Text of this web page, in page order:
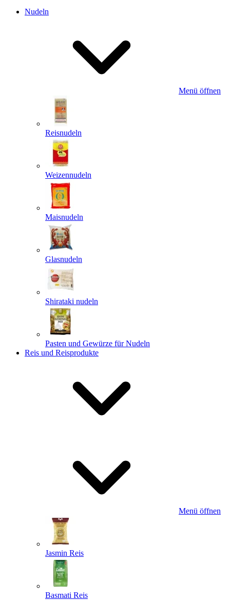
Nudeln
Menü öffnen
Reisnudeln
Weizennudeln
Maisnudeln
Glasnudeln
Shirataki nudeln
Pasten und Gewürze für Nudeln
Reis und Reisprodukte
Menü öffnen
Jasmin Reis
Basmati Reis